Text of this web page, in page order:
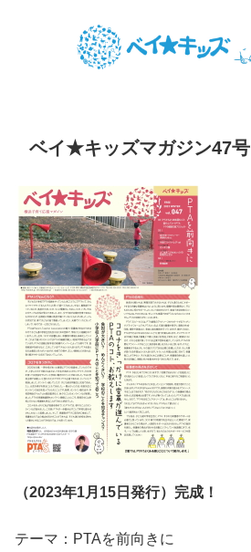
ベイ★キッズマガジン47号
（2023年1月15日発行）完成！
テーマ：PTAを前向きに